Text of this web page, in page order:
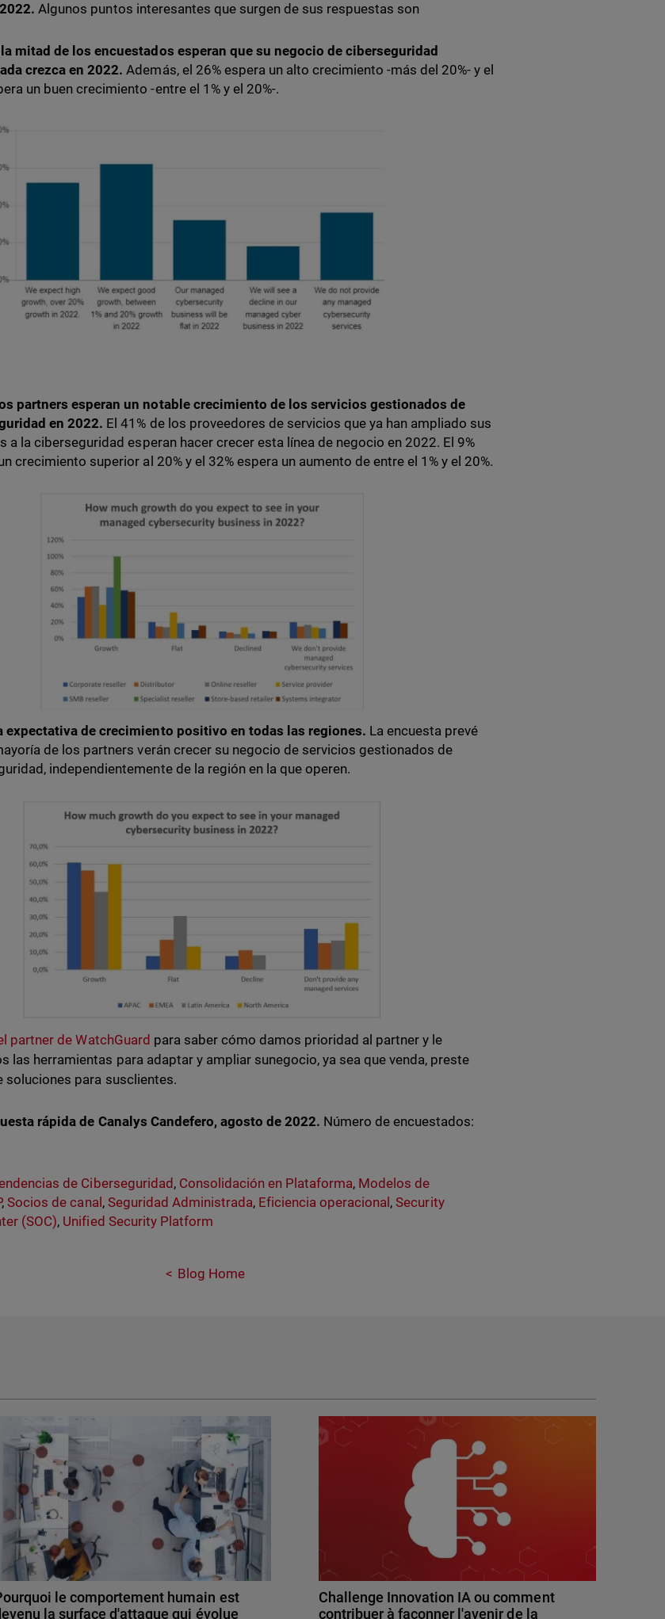
Algunos puntos interesantes que surgen de sus respuestas son
mitad de los encuestados esperan que su negocio de ciberseguridad
crezca en 2022. Además, el 26% espera un alto crecimiento -más del 20%- y el
un buen crecimiento -entre el 1% y el 20%-.
partners esperan un notable crecimiento de los servicios gestionados de
en 2022. El 41% de los proveedores de servicios que ya han ampliado sus
a la ciberseguridad esperan hacer crecer esta línea de negocio en 2022. El 9%
crecimiento superior al 20% y el 32% espera un aumento de entre el 1% y el 20%.
expectativa de crecimiento positivo en todas las regiones. La encuesta prevé
de los partners verán crecer su negocio de servicios gestionados de
independientemente de la región en la que operen.
partner de WatchGuard para saber cómo damos prioridad al partner y le
las herramientas para adaptar y ampliar sunegocio, ya sea que venda, preste
soluciones para susclientes.
rápida de Canalys Candefero, agosto de 2022. Número de encuestados:
de Ciberseguridad, Consolidación en Plataforma, Modelos de
,Socios de canal, Seguridad Administrada, Eficiencia operacional,Security
(SOC), Unified Security Platform
Blog Home
le comportement humain est
la surface d'attaque qui évolue
Challenge Innovation IA ou comment
contribuer à façonner l'avenir de la